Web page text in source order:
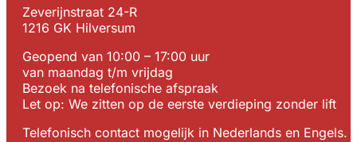
Zeverijnstraat 24-R
1216 GK Hilversum
Geopend van 10:00 – 17:00 uur
van maandag t/m vrijdag
Bezoek na telefonische afspraak
Let op: We zitten op de eerste verdieping zonder lift
Telefonisch contact mogelijk in Nederlands en Engels.